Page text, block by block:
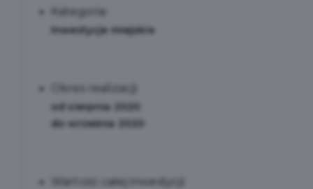
Kategoria:
Inwestycje miejskie
Okres realizacji:
od sierpnia 2020
do września 2020
Wartość całej inwestycji: